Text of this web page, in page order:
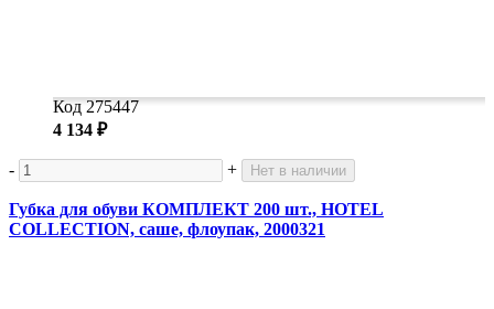
Код 275447
4 134 ₽
- + Нет в наличии
Губка для обуви КОМПЛЕКТ 200 шт., HOTEL
COLLECTION, саше, флоупак, 2000321